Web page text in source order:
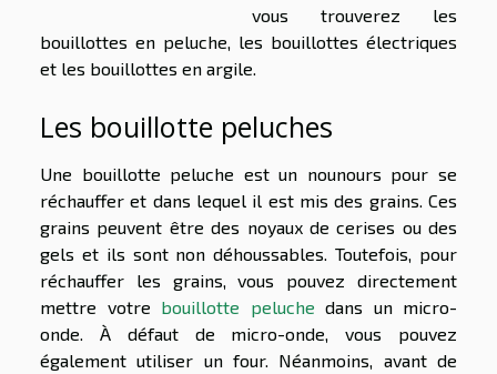
vous trouverez les
bouillottes en peluche, les bouillottes électriques
et les bouillottes en argile.
Les bouillotte peluches
Une bouillotte peluche est un nounours pour se
réchauffer et dans lequel il est mis des grains. Ces
grains peuvent être des noyaux de cerises ou des
gels et ils sont non déhoussables. Toutefois, pour
réchauffer les grains, vous pouvez directement
mettre votre bouillotte peluche dans un micro-
onde. À défaut de micro-onde, vous pouvez
également utiliser un four. Néanmoins, avant de